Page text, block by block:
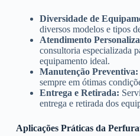
Diversidade de
diversos modelos e tipos
Atendimento
consultoria especializada
equipamento ideal.
Manutenção Preventiva:
sempre em ótimas
Entrega e Retirada:
entrega e retirada dos
Aplicações Práticas da